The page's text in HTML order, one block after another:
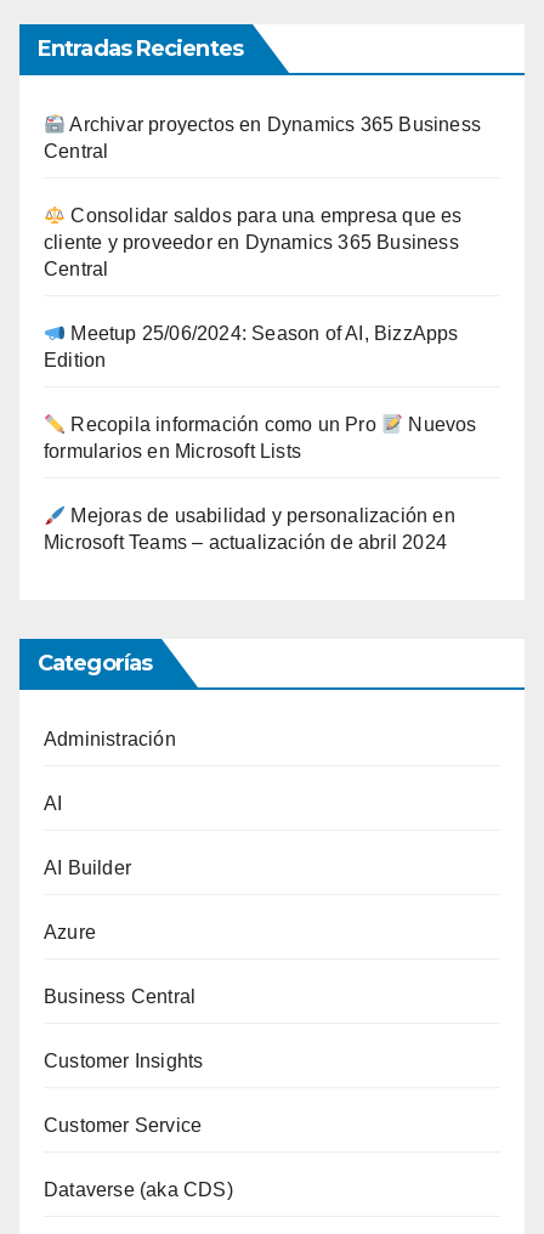
Entradas Recientes
Archivar proyectos en Dynamics 365 Business
Central
Consolidar saldos para una empresa que es
cliente y proveedor en Dynamics 365 Business
Central
Meetup 25/06/2024: Season of AI, BizzApps
Edition
Recopila información como un Pro
Nuevos
formularios en Microsoft Lists
Mejoras de usabilidad y personalización en
Microsoft Teams – actualización de abril 2024
Categorías
Administración
AI
AI Builder
Azure
Business Central
Customer Insights
Customer Service
Dataverse (aka CDS)